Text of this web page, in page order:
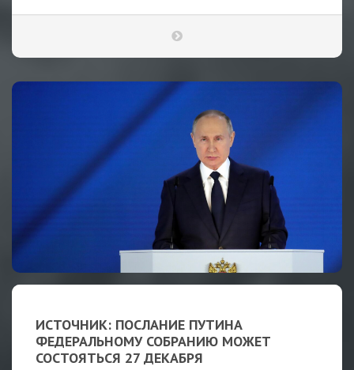
ИСТОЧНИК: ПОСЛАНИЕ ПУТИНА
ФЕДЕРАЛЬНОМУ СОБРАНИЮ МОЖЕТ
СОСТОЯТЬСЯ 27 ДЕКАБРЯ